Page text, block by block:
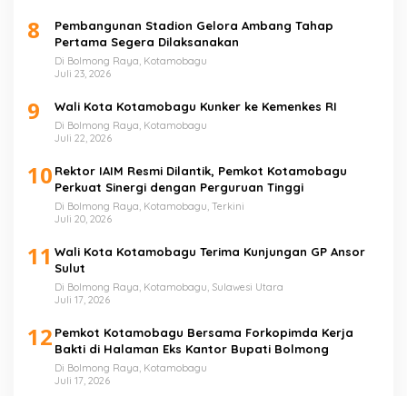
8
Pembangunan Stadion Gelora Ambang Tahap
Pertama Segera Dilaksanakan
Di Bolmong Raya, Kotamobagu
Juli 23, 2026
9 Wali Kota Kotamobagu Kunker ke Kemenkes RI
Di Bolmong Raya, Kotamobagu
Juli 22, 2026
10 Rektor IAIM Resmi Dilantik, Pemkot Kotamobagu
Perkuat Sinergi dengan Perguruan Tinggi
Di Bolmong Raya, Kotamobagu, Terkini
Juli 20, 2026
11 Wali Kota Kotamobagu Terima Kunjungan GP Ansor
Sulut
Di Bolmong Raya, Kotamobagu, Sulawesi Utara
Juli 17, 2026
12 Pemkot Kotamobagu Bersama Forkopimda Kerja
Bakti di Halaman Eks Kantor Bupati Bolmong
Di Bolmong Raya, Kotamobagu
Juli 17, 2026